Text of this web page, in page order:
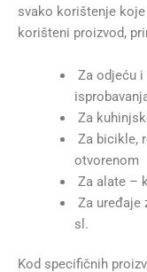
svako korištenje
korišteni proizvod,
Za odjeću
Za
Za bicikle,
otvorenom
Za alate –
Za uređaje
sl.
Kod specifičnih